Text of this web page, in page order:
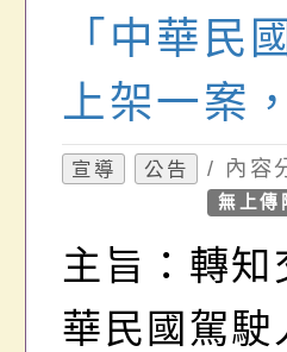
「中華民
上架一案
宣導 公告 / 內容
無上傳
主旨：轉
華民國駕